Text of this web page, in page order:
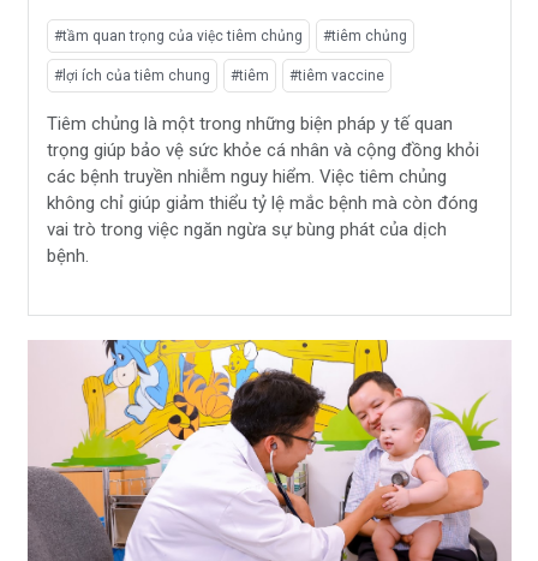
#tầm quan trọng của việc tiêm chủng #tiêm chủng
#lợi ích của tiêm chung #tiêm #tiêm vaccine
Tiêm chủng là một trong những biện pháp y tế quan
trọng giúp bảo vệ sức khỏe cá nhân và cộng đồng khỏi
các bệnh truyền nhiễm nguy hiểm. Việc tiêm chủng
không chỉ giúp giảm thiểu tỷ lệ mắc bệnh mà còn đóng
vai trò trong việc ngăn ngừa sự bùng phát của dịch
bệnh.